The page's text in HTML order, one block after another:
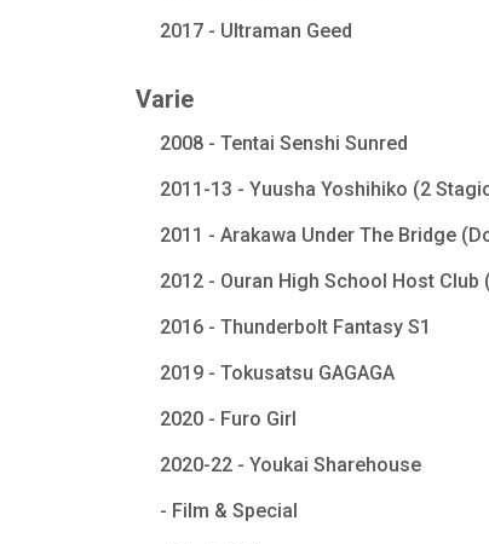
2017 - Ultraman Geed
Varie
2008 - Tentai Senshi Sunred
2011-13 - Yuusha Yoshihiko (2
2011 - Arakawa Under The Bridge
2012 - Ouran High School Host
2016 - Thunderbolt Fantasy S1
2019 - Tokusatsu GAGAGA
2020 - Furo Girl
2020-22 - Youkai Sharehouse
- Film & Special